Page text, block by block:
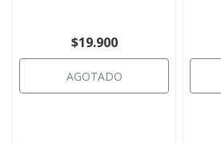
$19.900
AGOTADO